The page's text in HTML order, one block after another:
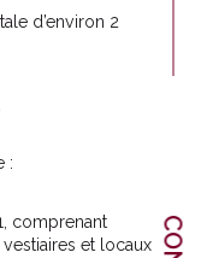
d’environ 2
:
comprenant
et locaux